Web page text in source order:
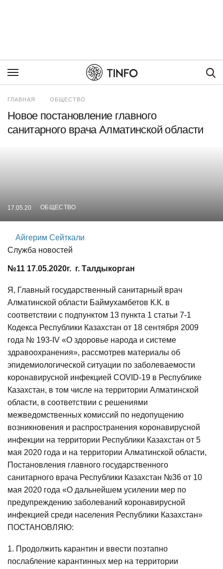
ГЛАВНАЯ ОБЩЕСТВО
Новое постановление главного
санитарного врача Алматинской области
17.05.20 ОБЩЕСТВО
Айгерим Сейткали
Служба новостей
№11 17.05.2020г. г. Талдыкорган
Я, Главный государственный санитарный врач
Алматинской области Баймухамбетов К.К. в
соответствии с подпунктом 13 пункта 1 статьи 7-1
Кодекса Республики Казахстан от 18 сентября 2009
года № 193-IV «О здоровье народа и системе
здравоохранения», рассмотрев материалы об
эпидемиологической ситуации по заболеваемости
коронавирусной инфекцией СOVID-19 в Республике
Казахстан, в том числе на территории Алматинской
области, в соответствии с решениями
межведомственных комиссий по недопущению
возникновения и распространения коронавирусной
инфекции на территории Республики Казахстан от 5
мая 2020 года и на территории Алматинской области,
Постановления главного государственного
санитарного врача Республики Казахстан №36 от 10
мая 2020 года «О дальнейшем усилении мер по
предупреждению заболеваний коронавирусной
инфекцией среди населения Республики Казахстан»
ПОСТАНОВЛЯЮ:
1. Продолжить карантин и ввести поэтапно
послабление карантинных мер на территории